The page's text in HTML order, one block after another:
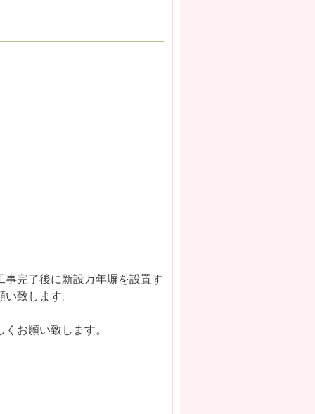
完了後に新設万年塀を設置す
致します。
お願い致します。